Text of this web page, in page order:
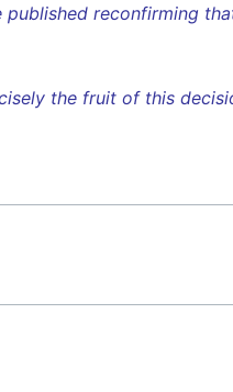
reconfirming
the fruit of this